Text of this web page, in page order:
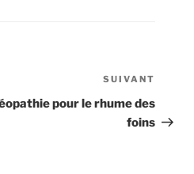
suivant
SUIVANT
pour le rhume des
foins